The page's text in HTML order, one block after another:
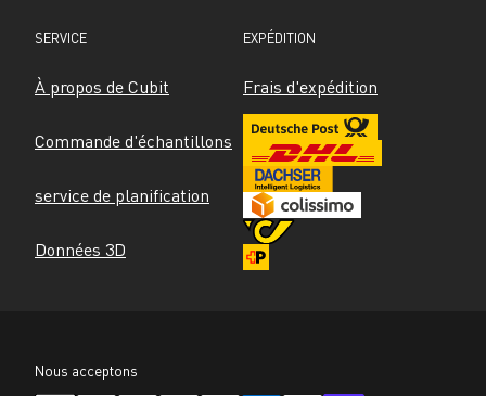
SERVICE
À propos de Cubit
Commande d'échantillons
service de planification
Données 3D
EXPÉDITION
Frais d'expédition
Nous acceptons